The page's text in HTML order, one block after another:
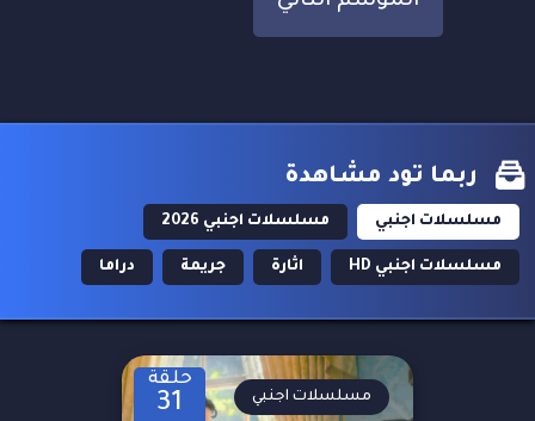
ربما تود مشاهدة
مسلسلات اجنبي مسلسلات اجنبي 2026
مسلسلات اجنبي HD اثارة جريمة دراما
حلقة
31 مسلسلات اجنبي